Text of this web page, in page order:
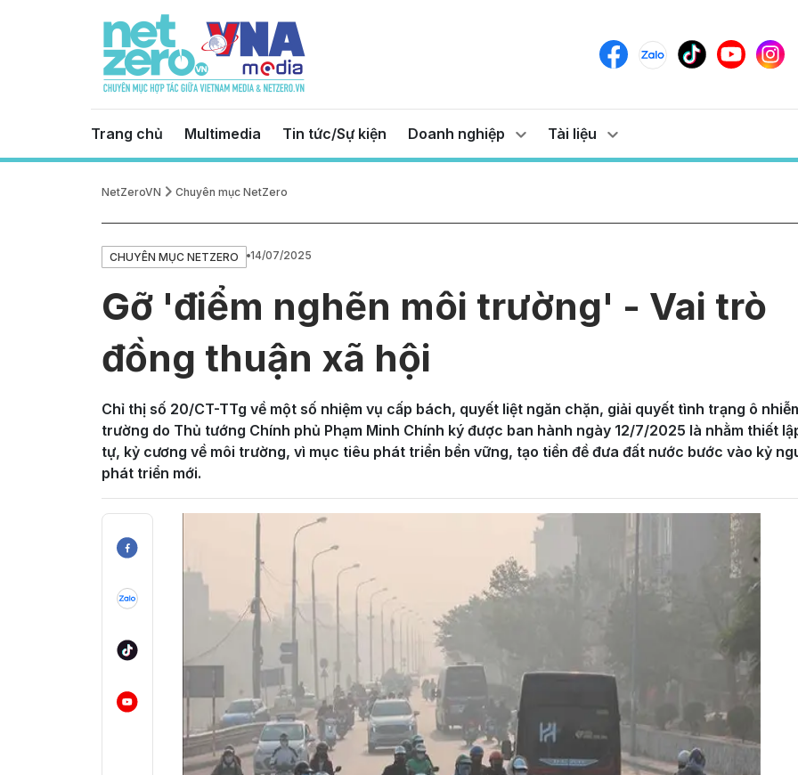
Trang chủ Multimedia Tin tức/Sự kiện Doanh nghiệp Tài liệu
NetZeroVN Chuyên mục NetZero
CHUYÊN MỤC NETZERO 14/07/2025
Gỡ 'điểm nghẽn môi trường' - Vai trò
đồng thuận xã hội
Chỉ thị số 20/CT-TTg về một số nhiệm vụ cấp bách, quyết liệt ngăn chặn, giải quyết tình trạng ô
trường do Thủ tướng Chính phủ Phạm Minh Chính ký được ban hành ngày 12/7/2025 là nhằm thiết
tự, kỷ cương về môi trường, vì mục tiêu phát triển bền vững, tạo tiền đề đưa đất nước bước vào kỷ
phát triển mới.